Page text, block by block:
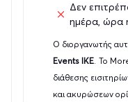
Δεν
ημέρα, ώρα
Ο διοργανωτής
Events ΙΚΕ. Το
διάθεσης
και ακυρώσεων